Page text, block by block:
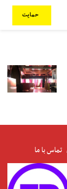
حمایت
تماس با ما